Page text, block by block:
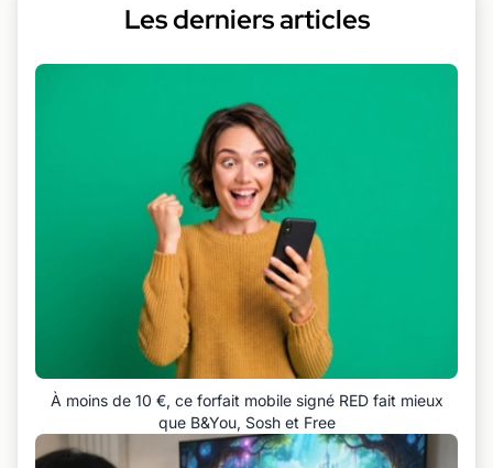
Les derniers articles
À moins de 10 €, ce forfait mobile signé RED fait mieux
que B&You, Sosh et Free